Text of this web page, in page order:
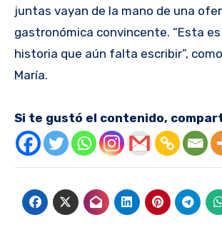
juntas vayan de la mano de una
gastronómica convincente. “Esta
historia que aún falta escribir”,
María.
Si te gustó el contenido,